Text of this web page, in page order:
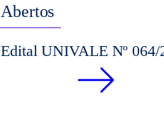
Abertos
Edital UNIVALE Nº 064/